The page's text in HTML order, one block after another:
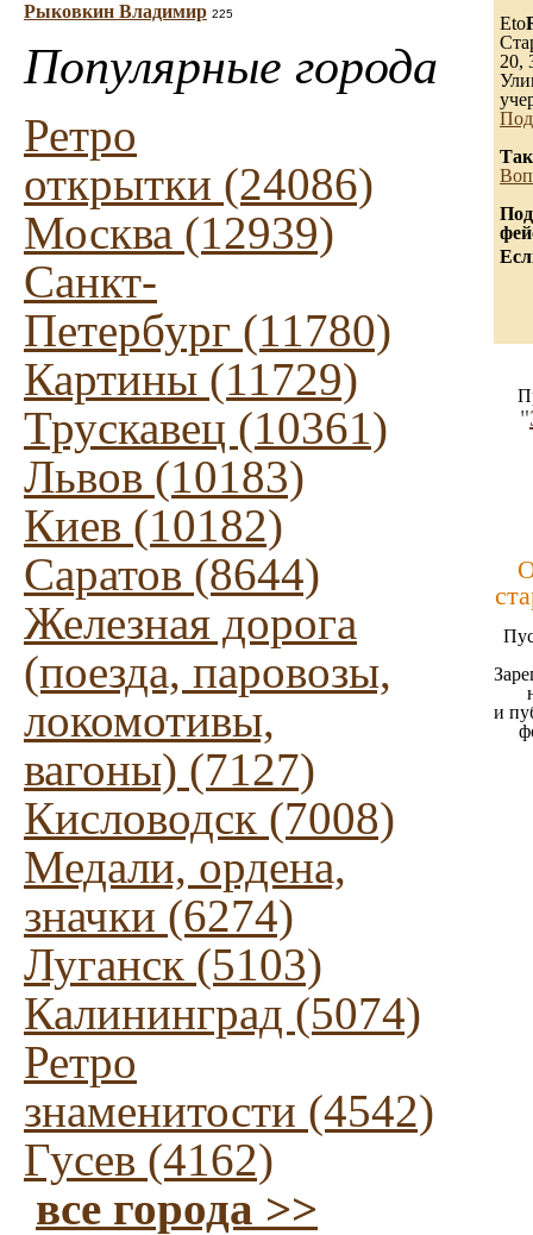
Рыковкин Владимир 225
Популярные города
Ретро
открытки (24086)
Москва (12939)
Санкт-
Петербург (11780)
Картины (11729)
Трускавец (10361)
Львов (10183)
Киев (10182)
Саратов (8644)
Железная дорога
(поезда, паровозы,
локомотивы,
вагоны) (7127)
Кисловодск (7008)
Медали, ордена,
значки (6274)
Луганск (5103)
Калининград (5074)
Ретро
знаменитости (4542)
Гусев (4162)
все города >>
Eto
20,
"
и